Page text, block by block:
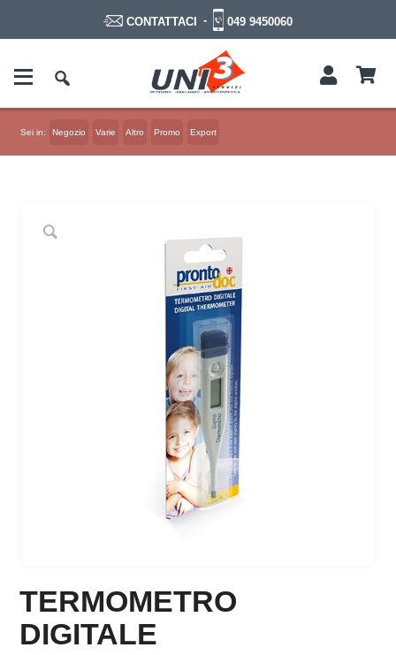
CONTATTACI - 049 9450060
Sei in: Negozio Varie Altro Promo Export
TERMOMETRO
DIGITALE